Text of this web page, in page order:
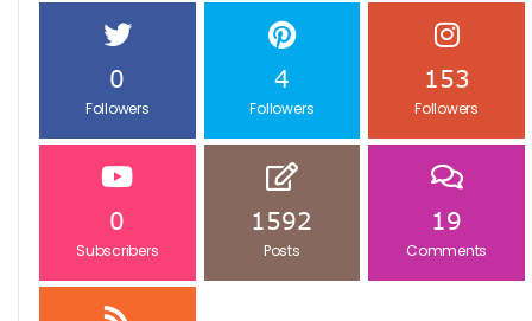
0
Followers
4
Followers
153
Followers
0
Subscribers
1592
Posts
19
Comments